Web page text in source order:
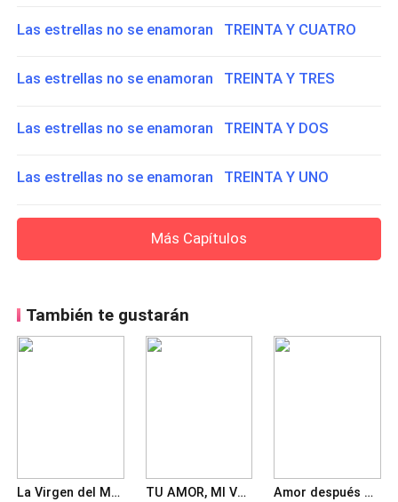
Las estrellas no se enamoran TREINTA Y CUATRO
Las estrellas no se enamoran TREINTA Y TRES
Las estrellas no se enamoran TREINTA Y DOS
Las estrellas no se enamoran TREINTA Y UNO
Más Capítulos
También te gustarán
La Virgen del Mafioso TU AMOR, MI VENENO. Una esposa estéril para el magnate Amor después del matrimonio